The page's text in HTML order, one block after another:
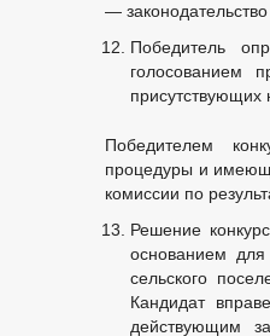
—
Победитель
голосованием
присутствующих
Победителем
процедуры и
комиссии по
Решение
основанием
сельского
Кандидат
действующим